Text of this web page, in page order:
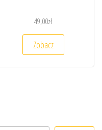
49,00zł
Zobacz